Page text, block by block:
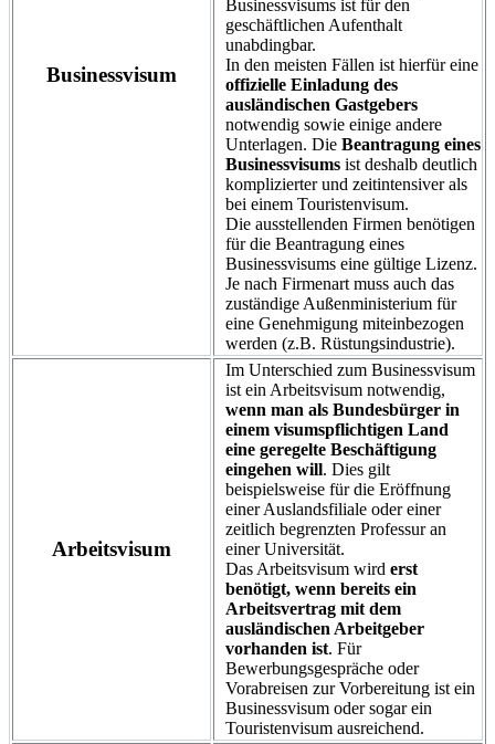
Businessvisum
Businessvisums ist für den
geschäftlichen Aufenthalt
unabdingbar.
In den meisten Fällen ist hierfür eine
offizielle Einladung des
ausländischen Gastgebers
notwendig sowie einige andere
Unterlagen. Die Beantragung eines
Businessvisums ist deshalb deutlich
komplizierter und zeitintensiver als
bei einem Touristenvisum.
Die ausstellenden Firmen benötigen
für die Beantragung eines
Businessvisums eine gültige Lizenz.
Je nach Firmenart muss auch das
zuständige Außenministerium für
eine Genehmigung miteinbezogen
werden (z.B. Rüstungsindustrie).
Arbeitsvisum
Im Unterschied zum Businessvisum
ist ein Arbeitsvisum notwendig,
wenn man als Bundesbürger in
einem visumspflichtigen Land
eine geregelte Beschäftigung
eingehen will. Dies gilt
beispielsweise für die Eröffnung
einer Auslandsfiliale oder einer
zeitlich begrenzten Professur an
einer Universität.
Das Arbeitsvisum wird erst
benötigt, wenn bereits ein
Arbeitsvertrag mit dem
ausländischen Arbeitgeber
vorhanden ist. Für
Bewerbungsgespräche oder
Vorabreisen zur Vorbereitung ist ein
Businessvisum oder sogar ein
Touristenvisum ausreichend.